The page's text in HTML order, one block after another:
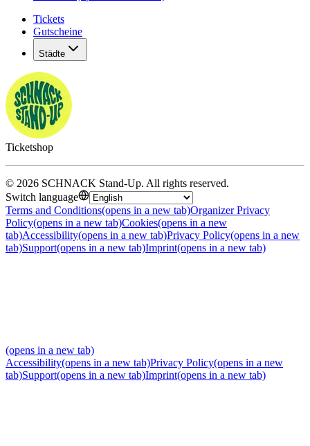
Tickets
Gutscheine
Städte
Ticketshop
© 2026 SCHNACK Stand-Up. All rights reserved.
Switch language
Terms and Conditions(opens in a new tab)Organizer Privacy
Policy(opens in a new tab)Cookies(opens in a new
tab)Accessibility(opens in a new tab)Privacy Policy(opens in a new
tab)Support(opens in a new tab)Imprint(opens in a new tab)
(opens in a new tab)
Accessibility(opens in a new tab)Privacy Policy(opens in a new
tab)Support(opens in a new tab)Imprint(opens in a new tab)